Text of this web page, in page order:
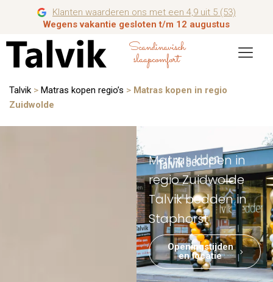
Klanten waarderen ons met een 4,9 uit 5 (53)
Wegens vakantie gesloten t/m 12 augustus
Scandinavisch
slaapcomfort
Talvik > Matras kopen regio’s > Matras kopen in regio
Zuidwolde
Matras kopen in
regio Zuidwolde
Talvik bedden in
Staphorst
Openingstijden
en locatie